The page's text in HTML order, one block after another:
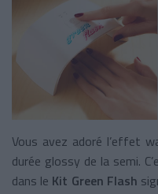
Vous avez adoré l’effet
durée glossy de la semi.
dans le Kit Green Flash